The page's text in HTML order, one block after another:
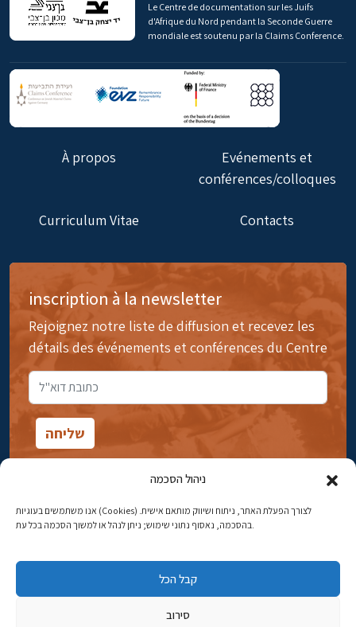
ניהול הסכמה
אנו משתמשים בעוגיות (Cookies) לצורך הפעלת האתר, ניתוח ושיווק מותאם אישית.
בהסכמה, נאסוף נתוני שימוש; ניתן לנהל או למשוך הסכמה בכל עת.
קבל הכל
סירוב
Le Centre de documentation sur les Juifs
d'Afrique du Nord pendant la Seconde Guerre
mondiale est soutenu par la Claims Conference.
À propos
Evénements et
conférences/colloques
Curriculum Vitae Contacts
inscription à la newsletter
Rejoignez notre liste de diffusion et recevez les
détails des événements et conférences du Centre
14rue Ibn Gavirol, Rehavia, Jérusalem
Adresse électronique:najww2@ybz.org.il